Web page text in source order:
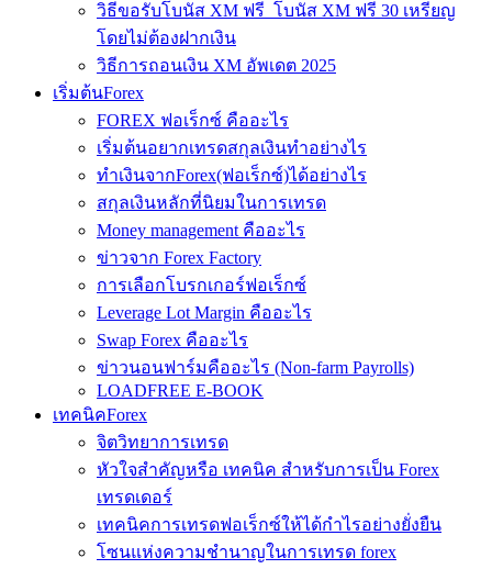
วิธีขอรับโบนัส XM ฟรี โบนัส XM ฟรี 30 เหรียญ
โดยไม่ต้องฝากเงิน
วิธีการถอนเงิน XM อัพเดต 2025
เริ่มต้นForex
FOREX ฟอเร็กซ์ คืออะไร
เริ่มต้นอยากเทรดสกุลเงินทำอย่างไร
ทำเงินจากForex(ฟอเร็กซ์)ได้อย่างไร
สกุลเงินหลักที่นิยมในการเทรด
Money management คืออะไร
ข่าวจาก Forex Factory
การเลือกโบรกเกอร์ฟอเร็กซ์
Leverage Lot Margin คืออะไร
Swap Forex คืออะไร
ข่าวนอนฟาร์มคืออะไร (Non-farm Payrolls)
LOADFREE E-BOOK
เทคนิคForex
จิตวิทยาการเทรด
หัวใจสำคัญหรือ เทคนิค สำหรับการเป็น Forex
เทรดเดอร์
เทคนิคการเทรดฟอเร็กซ์ให้ได้กำไรอย่างยั่งยืน
โซนแห่งความชำนาญในการเทรด forex